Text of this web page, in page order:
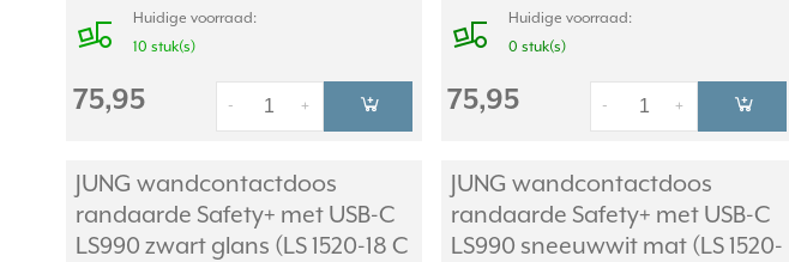
Huidige voorraad:
10 stuk(s)
75,95 +
-
Huidige voorraad:
0 stuk(s)
75,95 +
-
JUNG wandcontactdoos
randaarde Safety+ met USB-C
LS990 zwart glans (LS 1520-18 C
JUNG wandcontactdoos
randaarde Safety+ met USB-C
LS990 sneeuwwit mat (LS 1520-